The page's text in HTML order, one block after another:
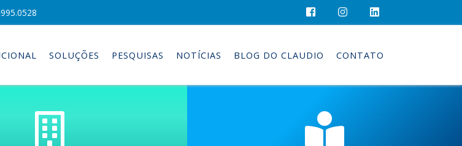
SOLUÇÕES PESQUISAS NOTÍCIAS BLOG DO CLAUDIO CONTATO